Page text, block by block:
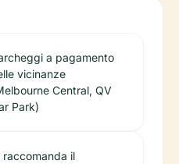
a pagamento
vicinanze
Central, QV
Park)
raccomanda il